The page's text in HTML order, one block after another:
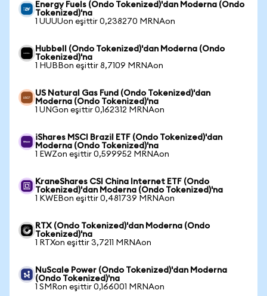
Energy Fuels (Ondo Tokenized)'dan Moderna (Ondo
Tokenized)'na
1 UUUUon eşittir 0,238270 MRNAon
Hubbell (Ondo Tokenized)'dan Moderna (Ondo
Tokenized)'na
1 HUBBon eşittir 8,7109 MRNAon
US Natural Gas Fund (Ondo Tokenized)'dan
Moderna (Ondo Tokenized)'na
1 UNGon eşittir 0,162312 MRNAon
iShares MSCI Brazil ETF (Ondo Tokenized)'dan
Moderna (Ondo Tokenized)'na
1 EWZon eşittir 0,599952 MRNAon
KraneShares CSI China Internet ETF (Ondo
Tokenized)'dan Moderna (Ondo Tokenized)'na
1 KWEBon eşittir 0,481739 MRNAon
RTX (Ondo Tokenized)'dan Moderna (Ondo
Tokenized)'na
1 RTXon eşittir 3,7211 MRNAon
NuScale Power (Ondo Tokenized)'dan Moderna
(Ondo Tokenized)'na
1 SMRon eşittir 0,166001 MRNAon